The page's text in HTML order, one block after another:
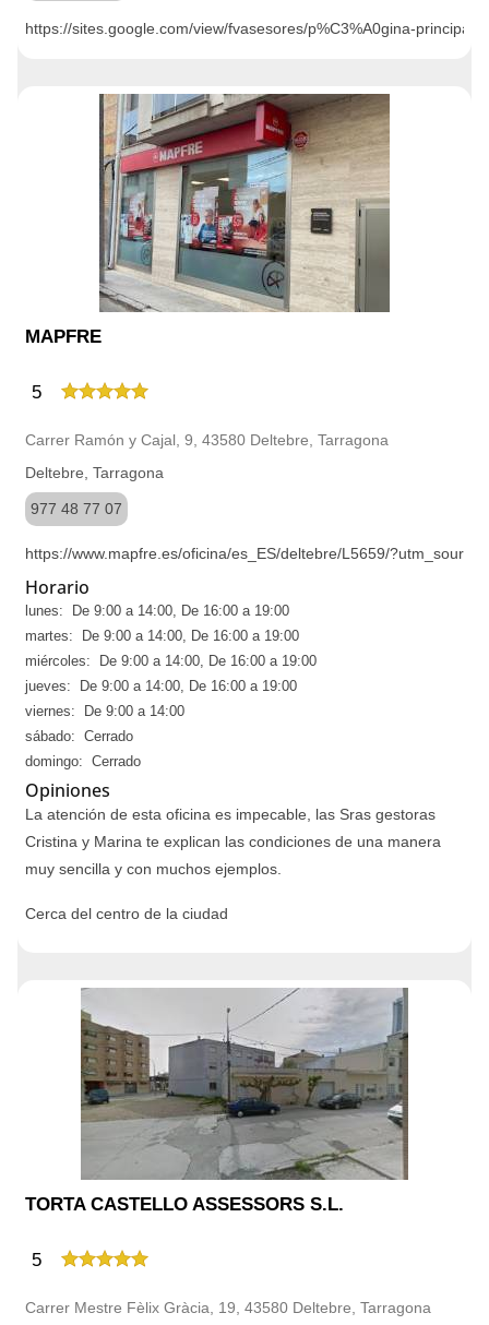
https://sites.google.com/view/fvasesores/p%C3%A0gina-
MAPFRE
5
Carrer Ramón y Cajal, 9, 43580 Deltebre, Tarragona
Deltebre, Tarragona
977 48 77 07
https://www.mapfre.es/oficina/es_ES/deltebre/L5659/
Horario
lunes: De 9:00 a 14:00, De 16:00 a 19:00
martes: De 9:00 a 14:00, De 16:00 a 19:00
miércoles: De 9:00 a 14:00, De 16:00 a 19:00
jueves: De 9:00 a 14:00, De 16:00 a 19:00
viernes: De 9:00 a 14:00
sábado: Cerrado
domingo: Cerrado
Opiniones
La atención de esta oficina es impecable, las Sras gestoras
Cristina y Marina te explican las condiciones de una manera
muy sencilla y con muchos ejemplos.
Cerca del centro de la ciudad
TORTA CASTELLO ASSESSORS S.L.
5
Carrer Mestre Fèlix Gràcia, 19, 43580 Deltebre, Tarragona